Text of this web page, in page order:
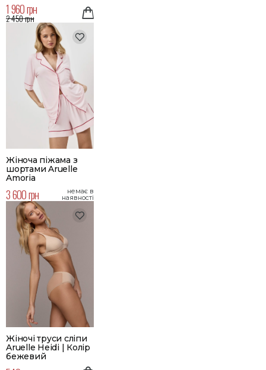
1 960 грн
2 450 грн
Жіноча піжама з
шортами Aruelle
Amoria
3 600 грн немає в
наявності
Жіночі труси сліпи
Aruelle Heidi | Колір
бежевий